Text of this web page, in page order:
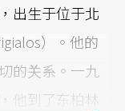
出生于位于北
）。他的
的关系。一九
他到了东柏林